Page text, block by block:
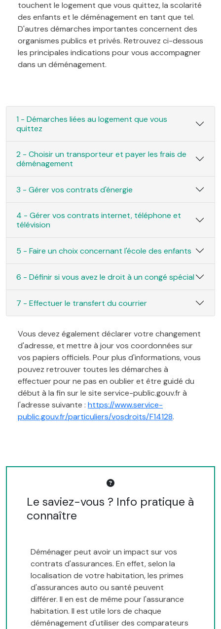
touchent le logement que vous quittez, la scolarité
des enfants et le déménagement en tant que tel.
D'autres démarches importantes concernent des
organismes publics et privés. Retrouvez ci-dessous
les principales indications pour vous accompagner
dans un déménagement.
1 - Démarches liées au logement que vous
quittez
2 - Choisir un transporteur et payer les frais de
déménagement
3 - Gérer vos contrats d'énergie
4 - Gérer vos contrats internet, téléphone et
télévision
5 - Faire un choix concernant l'école des enfants
6 - Définir si vous avez le droit à un congé spécial
7 - Effectuer le transfert du courrier
Vous devez également déclarer votre changement
d'adresse, et mettre à jour vos coordonnées sur
vos papiers officiels. Pour plus d'informations, vous
pouvez retrouver toutes les démarches à
effectuer pour ne pas en oublier et être guidé du
début à la fin sur le site service-public.gouv.fr à
l'adresse suivante : https://www.service-
public.gouv.fr/particuliers/vosdroits/F14128.
Le saviez-vous ? Info pratique à
connaître
Déménager peut avoir un impact sur vos
contrats d'assurances. En effet, selon la
localisation de votre habitation, les primes
d'assurances auto ou santé peuvent
différer. Il en est de même pour l'assurance
habitation. Il est utile lors de chaque
déménagement d'utiliser des comparateurs